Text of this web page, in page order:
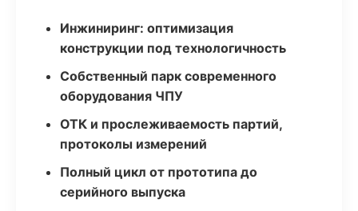
Инжиниринг: оптимизация
конструкции под технологичность
Собственный парк современного
оборудования ЧПУ
ОТК и прослеживаемость партий,
протоколы измерений
Полный цикл от прототипа до
серийного выпуска